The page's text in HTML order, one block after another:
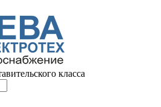
класса